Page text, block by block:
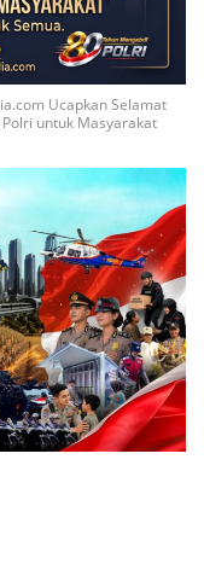
Ucapkan Selamat
untuk Masyarakat